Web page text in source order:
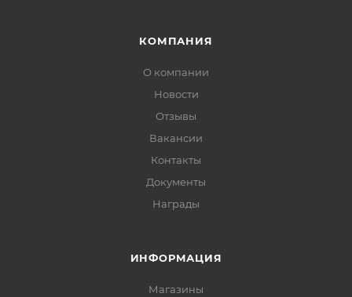
КОМПАНИЯ
О компании
Новости
Отзывы
Вакансии
Контакты
Документы
Награды
ИНФОРМАЦИЯ
Магазины